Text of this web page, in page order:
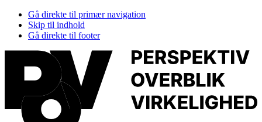
Gå direkte til primær navigation
Skip til indhold
Gå direkte til footer